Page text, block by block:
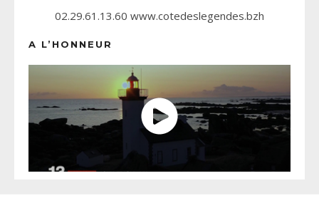
02.29.61.13.60 www.cotedeslegendes.bzh
A L’HONNEUR